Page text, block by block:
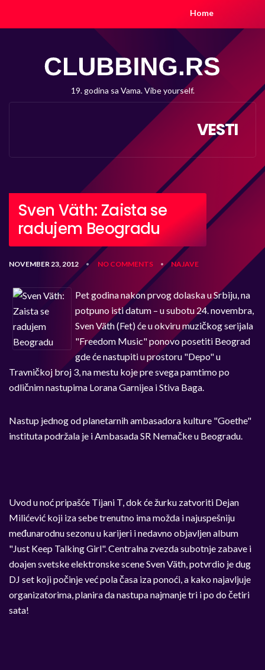
Home
19. godina sa Vama. Vibe yourself.
VESTI
Sven Väth: Zaista se
radujem Beogradu
NOVEMBER 23, 2012 • NO COMMENTS • NAJAVE
Pet godina nakon prvog dolaska u Srbiju, na
potpuno isti datum – u subotu 24. novembra,
Sven Väth (Fet) će u okviru muzičkog serijala
"Freedom Music" ponovo posetiti Beograd
gde će nastupiti u prostoru "Depo" u
Travničkoj broj 3, na mestu koje pre svega pamtimo po
odličnim nastupima Lorana Garnijea i Stiva Baga.
Nastup jednog od planetarnih ambasadora kulture "Goethe"
instituta podržala je i Ambasada SR Nemačke u Beogradu.
Uvod u noć pripašće Tijani T, dok će žurku zatvoriti Dejan
Milićević koji iza sebe trenutno ima možda i najuspešniju
međunarodnu sezonu u karijeri i nedavno objavljen album
"Just Keep Talking Girl". Centralna zvezda subotnje zabave i
doajen svetske elektronske scene Sven Väth, potvrdio je dug
DJ set koji počinje već pola časa iza ponoći, a kako najavljuje
organizatorima, planira da nastupa najmanje tri i po do četiri
sata!